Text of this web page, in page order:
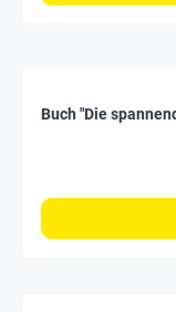
Buch "Die